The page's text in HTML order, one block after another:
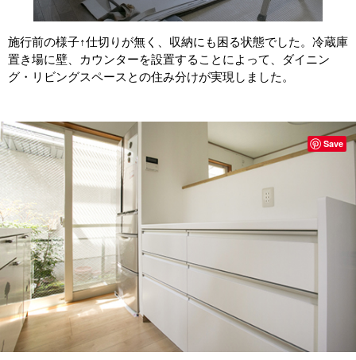
施行前の様子↑仕切りが無く、収納にも困る状態でした。冷蔵庫
置き場に壁、カウンターを設置することによって、ダイニン
グ・リビングスペースとの住み分けが実現しました。
Save